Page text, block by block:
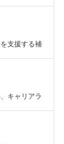
支援する補
キャリアラ